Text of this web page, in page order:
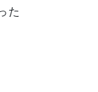
た